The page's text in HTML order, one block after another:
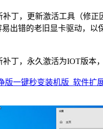
丁，更新激活工具（修正
出错的老旧显卡驱动，以
补丁，永久激活为IOT版本
版一键秒变装机版_软件扩